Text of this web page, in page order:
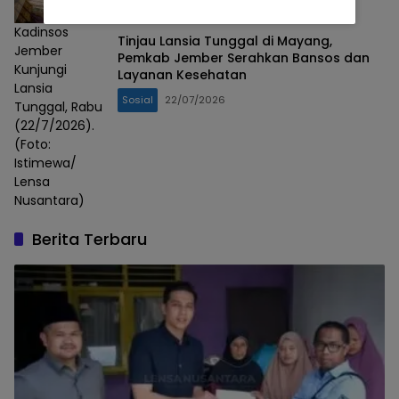
Kadinsos
Jember
Kunjungi
Lansia
Tunggal, Rabu
(22/7/2026).
(Foto:
Istimewa/
Lensa
Nusantara)
Tinjau Lansia Tunggal di Mayang,
Pemkab Jember Serahkan Bansos dan
Layanan Kesehatan
Sosial 22/07/2026
Berita Terbaru